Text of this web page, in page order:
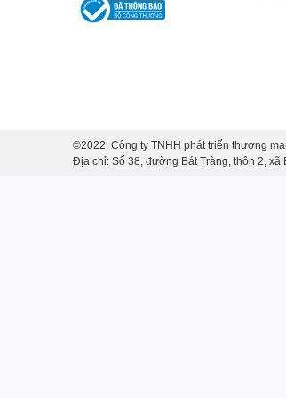
©2022. Công ty TNHH phát triển thương
Địa chỉ: Số 38, đường Bát Tràng, thôn 2, xã